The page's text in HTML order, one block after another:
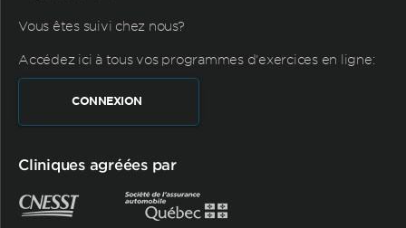
Vous êtes suivi chez nous?
Accédez ici à tous vos programmes d'exercices en ligne:
CONNEXION
Cliniques agréées par